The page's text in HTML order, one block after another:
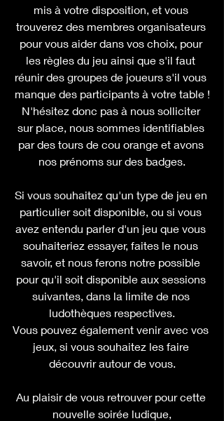
mis à votre disposition, et vous
trouverez des membres organisateurs
pour vous aider dans vos choix, pour
les règles du jeu ainsi que s'il faut
réunir des groupes de joueurs s'il vous
manque des participants à votre table !
N'hésitez donc pas à nous solliciter
sur place, nous sommes identifiables
par des tours de cou orange et avons
nos prénoms sur des badges.
Si vous souhaitez qu'un type de jeu en
particulier soit disponible, ou si vous
avez entendu parler d'un jeu que vous
souhaiteriez essayer, faites le nous
savoir, et nous ferons notre possible
pour qu'il soit disponible aux sessions
suivantes, dans la limite de nos
ludothèques respectives.
Vous pouvez également venir avec vos
jeux, si vous souhaitez les faire
découvrir autour de vous.
Au plaisir de vous retrouver pour cette
nouvelle soirée ludique,